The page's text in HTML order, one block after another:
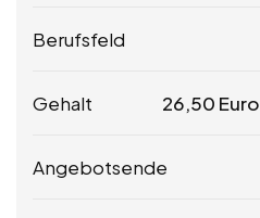
Berufsfeld
Gehalt 26,50 Euro
Angebotsende